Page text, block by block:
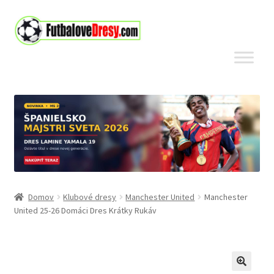
Preskočiť
na
Preskočiť
na
Domov Klubové dresy Manchester United
Manchester
United 25-26 Domáci Dres Krátky Rukáv